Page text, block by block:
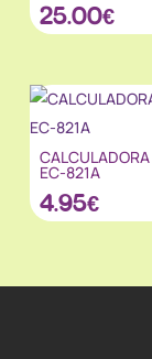
25.00€
CALCULADORA
EC-821A
4.95€